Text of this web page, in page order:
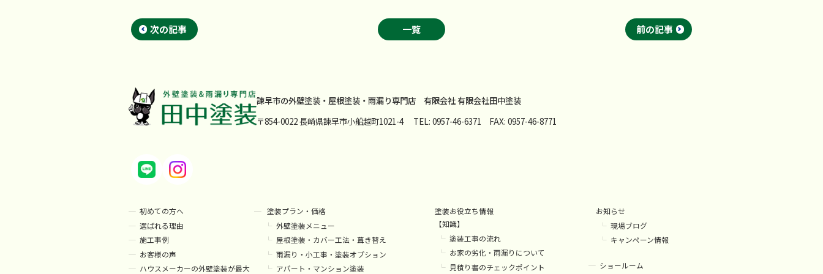
次の記事 一覧 前の記事
諫早市の外壁塗装・屋根塗装・雨漏り専門店有限会社 有限会社田中塗装
〒854-0022 長崎県諫早市小船越町1021-4 TEL: 0957-46-6371 FAX: 0957-46-8771
初めての方へ
選ばれる理由
施工事例
お客様の声
ハウスメーカーの外壁塗装が最大
塗装プラン・価格
外壁塗装メニュー
屋根塗装・カバー工法・葺き替え
雨漏り・小工事・塗装オプション
アパート・マンション塗装
塗装お役立ち情報
【知識】
塗装工事の流れ
お家の劣化・雨漏りについて
見積り書のチェックポイント
お知らせ
現場ブログ
キャンペーン情報
ショールーム